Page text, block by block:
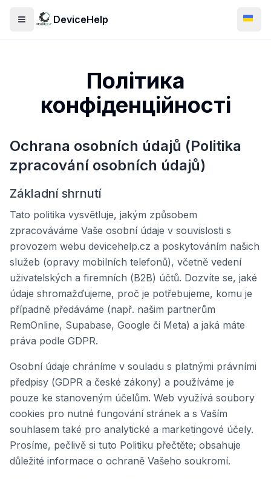
Відкрити меню
DeviceHelp
Політика
конфіденційності
Ochrana osobních údajů (Politika
zpracování osobních údajů)
Základní shrnutí
Tato politika vysvětluje, jakým způsobem
zpracováváme Vaše osobní údaje v souvislosti s
provozem webu devicehelp.cz a poskytováním našich
služeb (opravy mobilních telefonů), včetně vedení
uživatelských a firemních (B2B) účtů. Dozvíte se, jaké
údaje shromažďujeme, proč je potřebujeme, komu je
případně předáváme (např. našim partnerům
RemOnline, Supabase, Google či Meta) a jaká máte
práva podle GDPR.
Osobní údaje chráníme v souladu s platnými právními
předpisy (GDPR a české zákony) a používáme je
pouze ke stanoveným účelům. Web využívá soubory
cookies pro nutné fungování stránek a s Vaším
souhlasem také pro analytické a marketingové účely.
Prosíme, pečlivě si tuto Politiku přečtěte; obsahuje
důležité informace o ochraně Vašeho soukromí.